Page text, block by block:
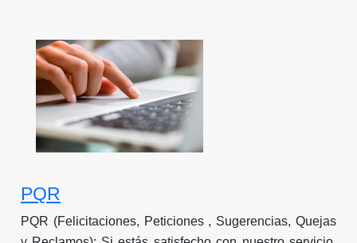
PQR
PQR (Felicitaciones, Peticiones , Sugerencias, Quejas